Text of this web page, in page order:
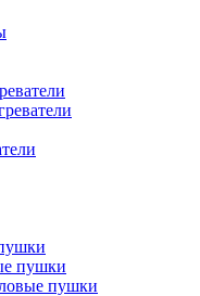
пушки
пушки